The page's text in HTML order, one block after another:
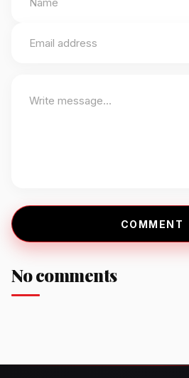
COMMENT
No comments